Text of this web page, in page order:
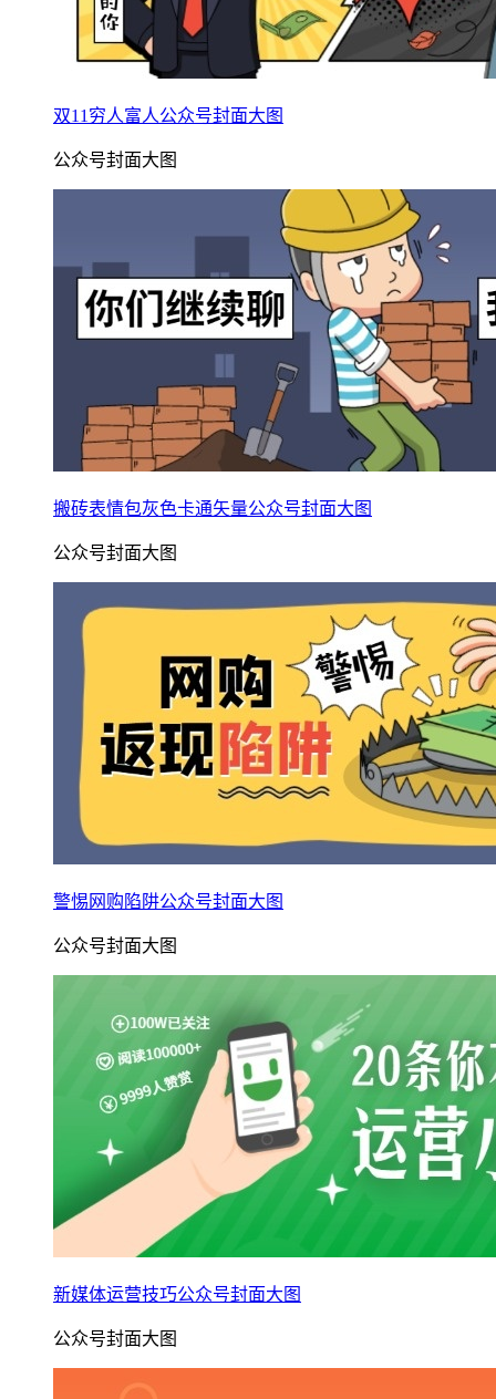
双11穷人富人公众号封面大图
公众号封面大图
搬砖表情包灰色卡通矢量公众号封面大图
公众号封面大图
警惕网购陷阱公众号封面大图
公众号封面大图
新媒体运营技巧公众号封面大图
公众号封面大图